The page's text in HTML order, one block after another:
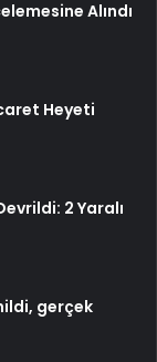
Alındı
Heyeti
2 Yaralı
gerçek